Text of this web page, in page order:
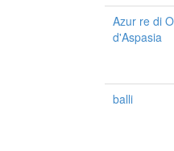
Azur re di
d'Aspasia
balli